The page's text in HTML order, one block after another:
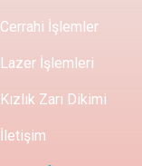
Cerrahi İşlemler
Lazer İşlemleri
Kızlık Zarı Dikimi
İletişim